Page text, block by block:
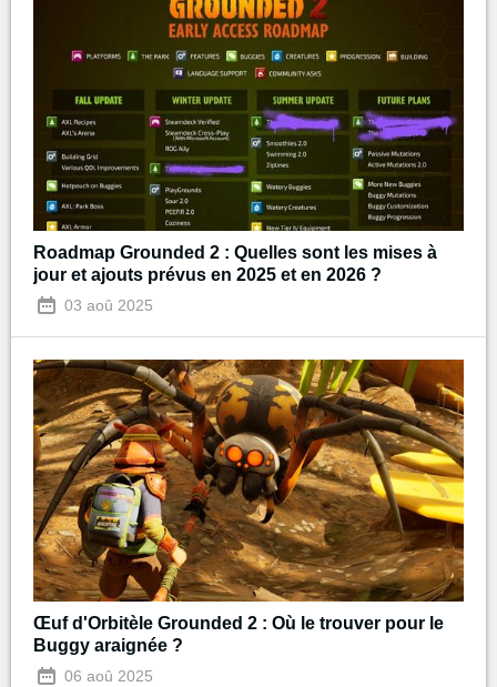
Roadmap Grounded 2 : Quelles sont les mises à
jour et ajouts prévus en 2025 et en 2026 ?
03 aoû 2025
Œuf d'Orbitèle Grounded 2 : Où le trouver pour le
Buggy araignée ?
06 aoû 2025